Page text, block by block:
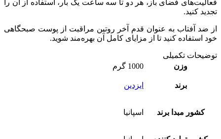
فعالیت‌های فضای باز، هر دو تا سه ساعت یک بار، استفاده از آن را
تجدید کنید.
از ضد آفتاب به عنوان قدم آخر روتین مراقبت از پوست صبحگاهی
خود استفاده کنید تا از مزایای کامل آن بهره‌مند شوید.
توضیحات تکمیلی
وزن
1000 گرم
برند ایزدین
کشور مبدا برند اسپانیا